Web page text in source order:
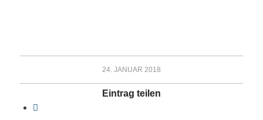
24. JANUAR 2018
Eintrag teilen